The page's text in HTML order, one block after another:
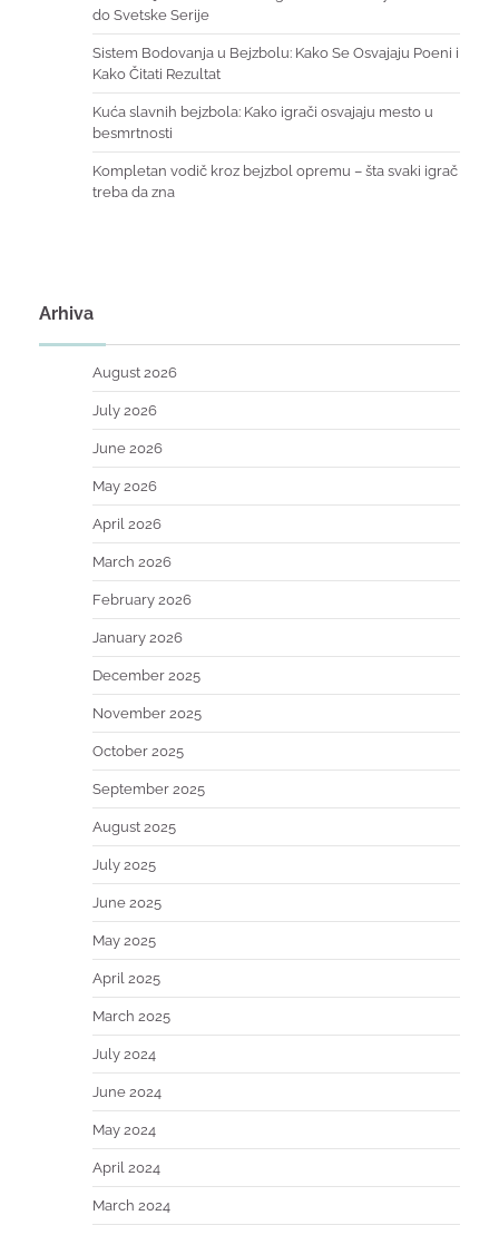
do Svetske Serije
Sistem Bodovanja u Bejzbolu: Kako Se Osvajaju Poeni i
Kako Čitati Rezultat
Kuća slavnih bejzbola: Kako igrači osvajaju mesto u
besmrtnosti
Kompletan vodič kroz bejzbol opremu – šta svaki igrač
treba da zna
Arhiva
August 2026
July 2026
June 2026
May 2026
April 2026
March 2026
February 2026
January 2026
December 2025
November 2025
October 2025
September 2025
August 2025
July 2025
June 2025
May 2025
April 2025
March 2025
July 2024
June 2024
May 2024
April 2024
March 2024